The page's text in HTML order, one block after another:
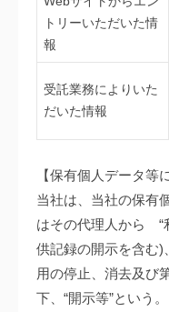
トリーいただいた情
報
受託業務によりいた
だいた情報
【保有個人データ等
当社は、当社の保有
はその代理人から “
供記録の開示を含む)
用の停止、消去及び
下、“開示等”という